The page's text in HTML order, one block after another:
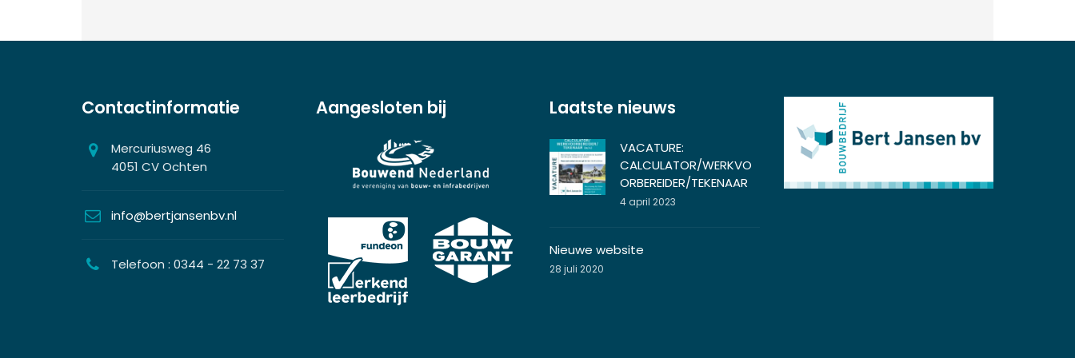
Contactinformatie
Mercuriusweg 46
4051 CV Ochten
info@bertjansenbv.nl
Telefoon : 0344 - 22 73 37
Aangesloten bij Laatste nieuws
VACATURE:
CALCULATOR/WERKVO
ORBEREIDER/TEKENAAR
4 april 2023
Nieuwe website
28 juli 2020